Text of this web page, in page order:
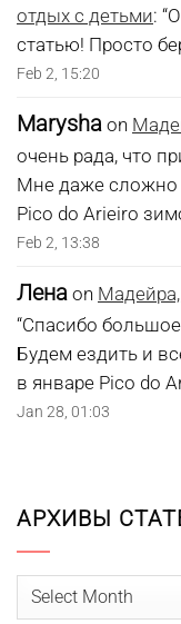
отдых с детьми: “
статью! Просто
Feb 2, 15:20
Marysha on
очень рада, что
Мне даже сложно
Pico do Arieiro
Feb 2, 13:38
Лена on
“Спасибо
Будем ездить и
в январе Pico do
Jan 28, 01:03
АРХИВЫ
Архивы